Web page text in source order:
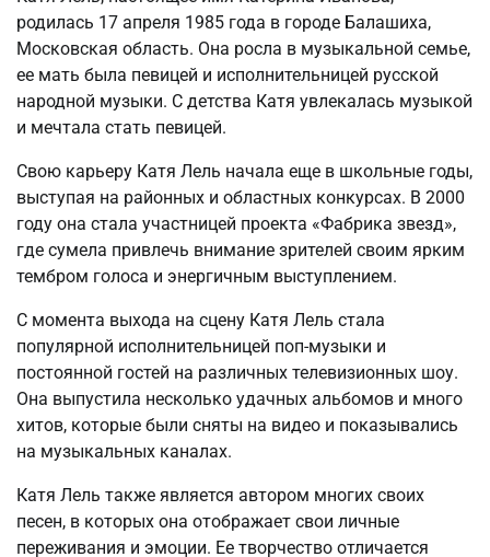
родилась 17 апреля 1985 года в городе Балашиха,
Московская область. Она росла в музыкальной семье,
ее мать была певицей и исполнительницей русской
народной музыки. С детства Катя увлекалась музыкой
и мечтала стать певицей.
Свою карьеру Катя Лель начала еще в школьные годы,
выступая на районных и областных конкурсах. В 2000
году она стала участницей проекта «Фабрика звезд»,
где сумела привлечь внимание зрителей своим ярким
тембром голоса и энергичным выступлением.
С момента выхода на сцену Катя Лель стала
популярной исполнительницей поп-музыки и
постоянной гостей на различных телевизионных шоу.
Она выпустила несколько удачных альбомов и много
хитов, которые были сняты на видео и показывались
на музыкальных каналах.
Катя Лель также является автором многих своих
песен, в которых она отображает свои личные
переживания и эмоции. Ее творчество отличается